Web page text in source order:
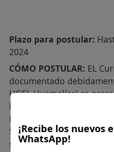
Plazo para postular:
2024
CÓMO POSTULAR: EL
documentado
UGEL Huamalíes) se
Partes presencial, en la
Lima s/n (frente al
Sólo se tomarán en
se presenten dentro de la
¡Recibe los nuevos
WhatsApp!